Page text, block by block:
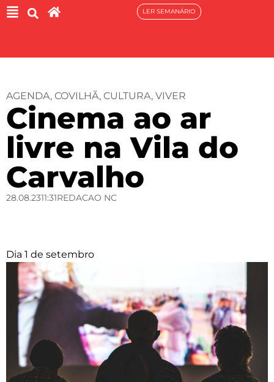
LER SEMANÁRIO
AGENDA, COVILHÃ, CULTURA, VIVER
Cinema ao ar
livre na Vila do
Carvalho
28.08.2311:31REDACAO NC
Dia 1 de setembro